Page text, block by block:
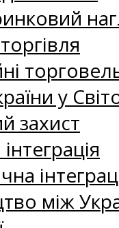
у
захист
між